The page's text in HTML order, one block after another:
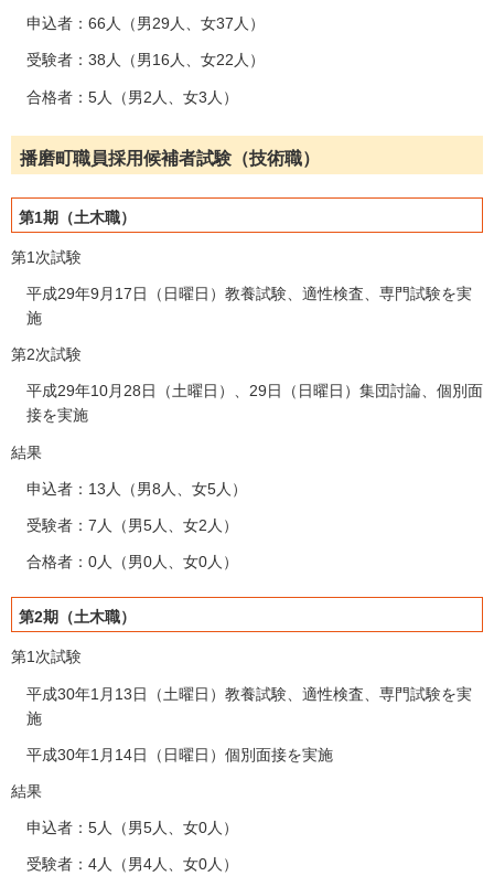
申込者：66人（男29人、女37人）
受験者：38人（男16人、女22人）
合格者：5人（男2人、女3人）
播磨町職員採用候補者試験（技術職）
第1期（土木職）
第1次試験
平成29年9月17日（日曜日）教養試験、適性検査、専門試験を実
施
第2次試験
平成29年10月28日（土曜日）、29日（日曜日）集団討論、個別面
接を実施
結果
申込者：13人（男8人、女5人）
受験者：7人（男5人、女2人）
合格者：0人（男0人、女0人）
第2期（土木職）
第1次試験
平成30年1月13日（土曜日）教養試験、適性検査、専門試験を実
施
平成30年1月14日（日曜日）個別面接を実施
結果
申込者：5人（男5人、女0人）
受験者：4人（男4人、女0人）